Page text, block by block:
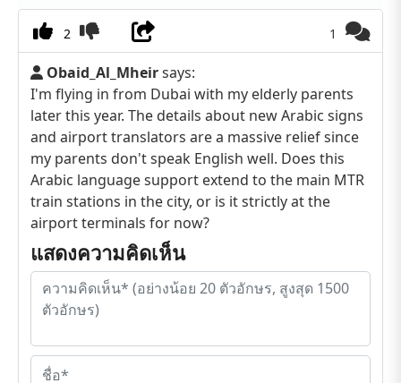
2 1
Obaid_Al_Mheirsays:
I'm flying in from Dubai with my elderly parents
later this year. The details about new Arabic signs
and airport translators are a massive relief since
my parents don't speak English well. Does this
Arabic language support extend to the main MTR
train stations in the city, or is it strictly at the
airport terminals for now?
แสดงความคิดเห็น